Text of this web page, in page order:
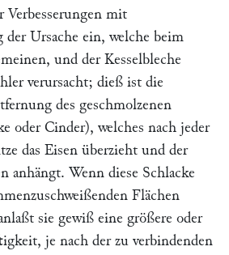
Verbesserungen mit
der Ursache ein, welche beim
und der Kesselbleche
verursacht; dieß ist die
des geschmolzenen
oder Cinder), welches nach jeder
das Eisen überzieht und der
anhängt. Wenn diese Schlacke
Flächen
sie gewiß eine größere oder
je nach der zu verbindenden